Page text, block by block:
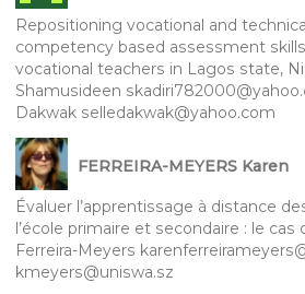
Repositioning vocational and
competency based assessment
vocational teachers in Lagos state,
Shamusideen
Dakwak selledakwak@yahoo.com
FERREIRA-MEYERS Karen
Évaluer l’apprentissage à distance
l’école primaire et secondaire : le cas
Ferreira-Meyers
kmeyers@uniswa.sz